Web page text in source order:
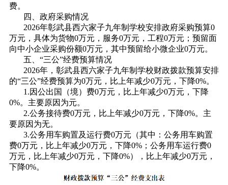
费。
四、政府采购情况
2026年彰武县西六家子九年制学校安排政府采购预算0
万元，具体为货物0万元，服务0万元，工程0万元；预留面
向中小企业采购份额0万元，其中预留给小微企业0万元。
五、“三公”经费预算情况
2026年，彰武县西六家子九年制学校财政拨款预算安排
的“三公”经费预算为0万元，比上年减少0万元，下降0%。
1.因公出国（境）费0万元，比上年减少0万元，下降
0%。主要原因为元。
2.公务接待费0万元，比上年减少0万元，下降0%。主
要原因为无。
3.公务用车购置及运行费0万元（其中：公务用车购置
费0万元，比上年减少0万元，下降0%；公务用车运行费0
万元，比上年减少0万元，下降0%），比上年减少0万元，
下降0%。